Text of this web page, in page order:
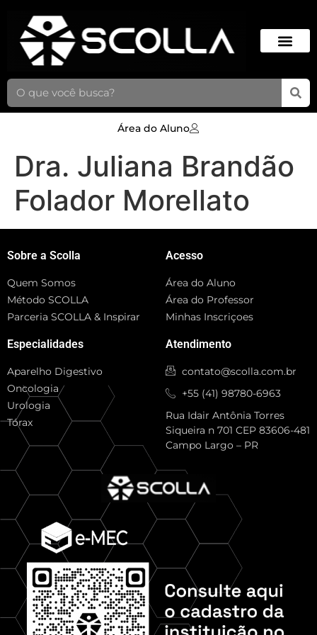
Área do Aluno
Dra. Juliana Brandão
Folador Morellato
Sobre a Scolla
Quem Somos
Método SCOLLA
Parceria SCOLLA & Inspirar
Especialidades
Aparelho Digestivo
Oncologia
Urologia
Tórax
Acesso
Área do Aluno
Área do Professor
Minhas Inscriçoes
Atendimento
contato@scolla.com.br
+55 (41) 98780-6963
Rua Idair Antônia Torres
Siqueira n 701 CEP 83606-481
Campo Largo – PR